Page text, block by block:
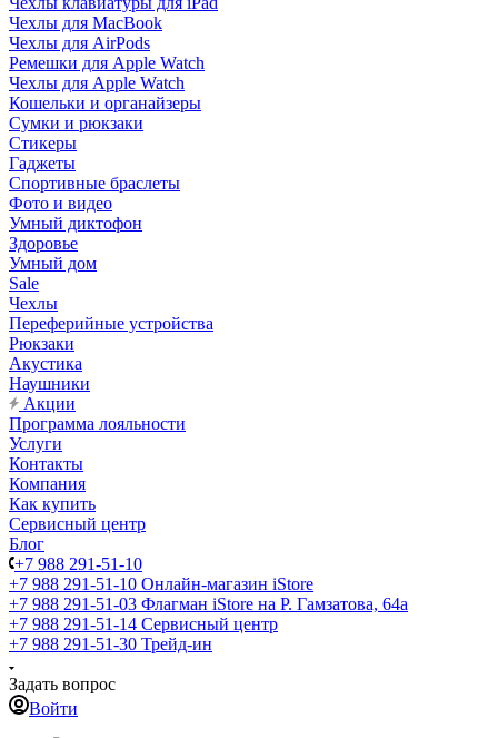
Чехлы для MacBook
Чехлы для AirPods
Ремешки для Apple Watch
Чехлы для Apple Watch
Кошельки и органайзеры
Сумки и рюкзаки
Стикеры
Гаджеты
Спортивные браслеты
Фото и видео
Умный диктофон
Здоровье
Умный дом
Sale
Чехлы
Переферийные устройства
Рюкзаки
Акустика
Наушники
Акции
Программа лояльности
Услуги
Контакты
Компания
Как купить
Сервисный центр
Блог
+7 988 291-51-10
+7 988 291-51-10 Онлайн-магазин iStore
+7 988 291-51-03 Флагман iStore на Р. Гамзатова, 64а
+7 988 291-51-14 Сервисный центр
+7 988 291-51-30 Трейд-ин
Задать вопрос
Войти